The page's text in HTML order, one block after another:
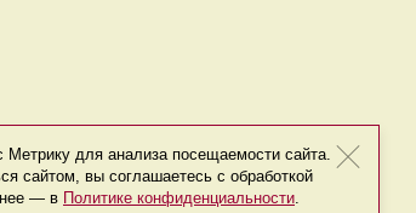
для анализа посещаемости сайта.
сайтом, вы соглашаетесь с обработкой
— в Политике конфиденциальности.